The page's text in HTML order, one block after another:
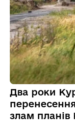
Два роки
злам планів